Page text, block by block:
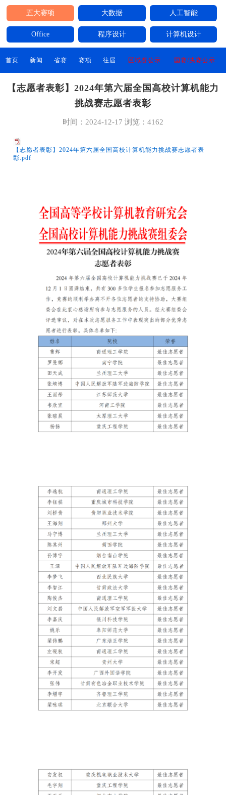
五大赛项 大数据 人工智能
Office 程序设计 计算机设计
首页 新闻 省赛 赛项 往届 区域赛公示 国赛/决赛公示
【志愿者表彰】2024年第六届全国高校计算机能力
挑战赛志愿者表彰
时间：2024-12-17 浏览：4162
【志愿者表彰】2024年第六届全国高校计算机能力挑战赛志愿者表
彰.pdf